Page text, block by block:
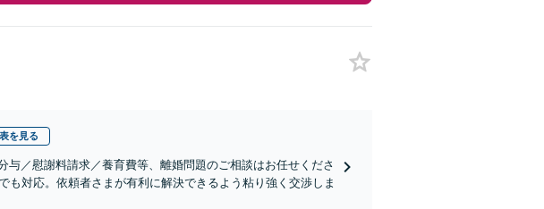
を見る
与／慰謝料請求／養育費等、離婚問題のご相談はお任せくださ
対応。依頼者さまが有利に解決できるよう粘り強く交渉しま